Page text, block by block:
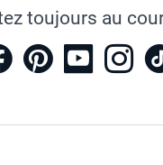
toujours au